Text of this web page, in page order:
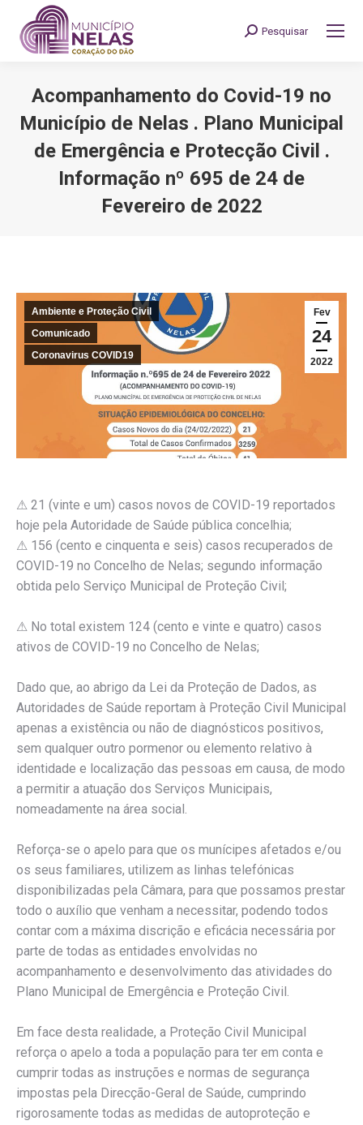
Search:
Pesquisar
Acompanhamento do Covid-19 no
Município de Nelas . Plano Municipal
de Emergência e Protecção Civil .
Informação nº 695 de 24 de
Fevereiro de 2022
Fev
24
2022
Ambiente e Proteção Civil
Comunicado
Coronavirus COVID19
⚠ 21 (vinte e um) casos novos de COVID-19 reportados
hoje pela Autoridade de Saúde pública concelhia;
⚠ 156 (cento e cinquenta e seis) casos recuperados de
COVID-19 no Concelho de Nelas; segundo informação
obtida pelo Serviço Municipal de Proteção Civil;
⚠ No total existem 124 (cento e vinte e quatro) casos
ativos de COVID-19 no Concelho de Nelas;
Dado que, ao abrigo da Lei da Proteção de Dados, as
Autoridades de Saúde reportam à Proteção Civil Municipal
apenas a existência ou não de diagnósticos positivos,
sem qualquer outro pormenor ou elemento relativo à
identidade e localização das pessoas em causa, de modo
a permitir a atuação dos Serviços Municipais,
nomeadamente na área social.
Reforça-se o apelo para que os munícipes afetados e/ou
os seus familiares, utilizem as linhas telefónicas
disponibilizadas pela Câmara, para que possamos prestar
todo o auxílio que venham a necessitar, podendo todos
contar com a máxima discrição e eficácia necessária por
parte de todas as entidades envolvidas no
acompanhamento e desenvolvimento das atividades do
Plano Municipal de Emergência e Proteção Civil.
Em face desta realidade, a Proteção Civil Municipal
reforça o apelo a toda a população para ter em conta e
cumprir todas as instruções e normas de segurança
impostas pela Direcção-Geral de Saúde, cumprindo
rigorosamente todas as medidas de autoproteção e